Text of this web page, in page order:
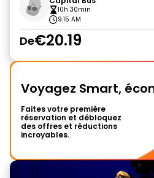
10h 30min
9:15 AM
De€20.19
Voyagez Smart,
Faites votre première
réservation et débloquez
des offres et réductions
incroyables.